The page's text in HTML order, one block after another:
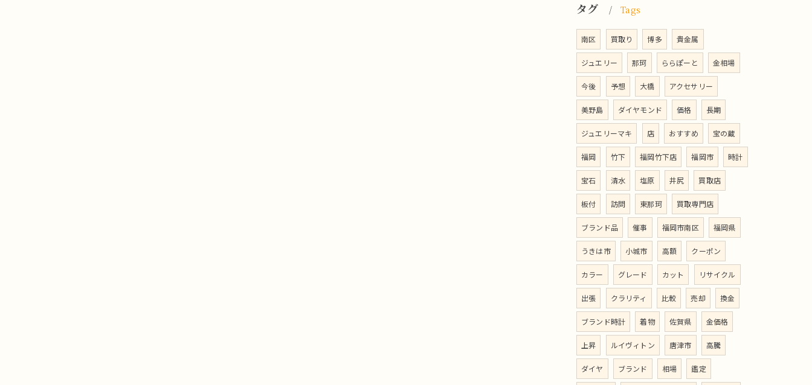
タグ Tags
南区 買取り 博多 貴金属
ジュエリー 那珂 ららぽーと 金相場
今後 予想 大橋 アクセサリー
美野島 ダイヤモンド 価格 長期
ジュエリーマキ 店 おすすめ 宝の蔵
福岡 竹下 福岡竹下店 福岡市 時計
宝石 清水 塩原 井尻 買取店
板付 訪問 東那珂 買取専門店
ブランド品 催事 福岡市南区 福岡県
うきは市 小城市 高額 クーポン
カラー グレード カット リサイクル
出張 クラリティ 比較 売却 換金
ブランド時計 着物 佐賀県 金価格
上昇 ルイヴィトン 唐津市 高騰
ダイヤ ブランド 相場 鑑定